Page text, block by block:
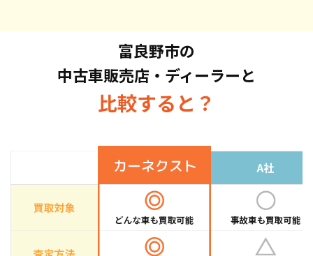
セイ・スカイライン・CX-5・ジムニーなど、車
種を問わずお持ち込みください。また、高価買
取している車種もございますので、お気軽にお
問い合わせください！
富良野市の
中古車販売店・ディーラーと
比較すると？